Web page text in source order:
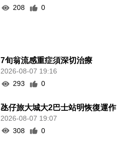
208
0
7旬翁流感重症須深切治療
2026-08-07 19:16
293
0
氹仔旅大城大2巴士站明恢復運作
2026-08-07 19:07
308
0